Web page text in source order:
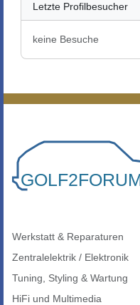
Letzte Profilbesucher
keine Besuche
Werkstatt & Reparaturen
Zentralelektrik / Elektronik
Tuning, Styling & Wartung
HiFi und Multimedia